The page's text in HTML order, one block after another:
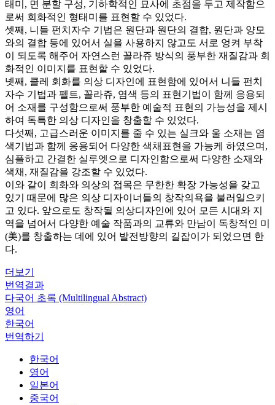
태미, 면 분할 구성, 기하학적인 묘사에 초점을 두고 제작함으
로써 회화적인 형태미를 표현할 수 있었다.
셋째, 니들 펀치자수 기법은 원단과 원단의 결합, 원단과 양모
와의 결합 등에 있어서 실을 사용하지 않고도 서로 엉켜 부착
이 되도록 해주어 자연스런 꼴라쥬 방식의 풍부한 재질감과 회
화적인 이미지를 표현할 수 있었다.
넷째, 클레 회화를 의상 디자인에 표현함에 있어서 니들 펀치
자수 기법과 펠트, 꼴라쥬, 염색 등의 표현기법이 함께 응용되
어 소재를 구성함으로써 풍부한 예술적 표현의 가능성을 제시
하여 독특한 의상 디자인을 창출할 수 있었다.
다섯째, 고급스러운 이미지를 줄 수 있는 실크와 울 소재는 염
색기법과 함께 응용되어 다양한 색채표현을 가능케 하였으며,
심플하고 간결한 실루엣으로 디자인함으로써 다양한 소재와
색채, 재질감을 강조할 수 있었다.
이와 같이 회화와 의상의 접목은 무한한 확장 가능성을 갖고
있기 때문에 많은 의상 디자이너들의 창작의욕을 불러일으키
고 있다. 앞으로도 창작될 의상디자인에 있어 모든 시대와 지
역을 넘어서 다양한 예술 작품과의 교류와 만남이 독창적인 미
(美)를 창출하는 데에 있어 발전방향의 길잡이가 되었으면 한
다.
더보기
번역결과
다국어 초록 (Multilingual Abstract)
영어
한국어
번역하기
한국어
영어
일본어
중국어